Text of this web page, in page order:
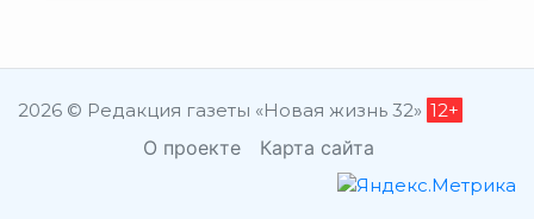
2026 © Редакция газеты «Новая жизнь 32» 12+
О проекте Карта сайта